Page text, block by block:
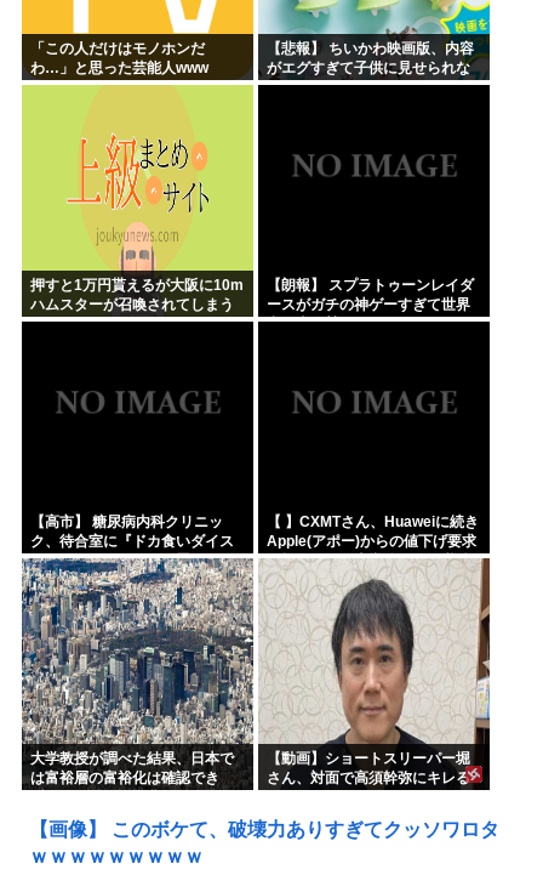
「この人だけはモノホンだ
わ…」と思った芸能人www
【悲報】 ちいかわ映画版、内容
がエグすぎて子供に見せられな
い
押すと1万円貰えるが大阪に10m
ハムスターが召喚されてしまう
ボタン
【朗報】 スプラトゥーンレイダ
ースがガチの神ゲーすぎて世界
中で大絶賛ｗｗｗｗｗｗｗ
【高市】 糖尿病内科クリニッ
ク、待合室に『ドカ食いダイス
キ！もちづきさん』を置いてし
まい炎上
【 】CXMTさん、Huaweiに続き
Apple(アポー)からの値下げ要求
も拒否！！！半導体バボー継続
へ！！！
大学教授が調べた結果、日本で
は富裕層の富裕化は確認でき
るだけだった
【動画】ショートスリーパー堀
さん、対面で高須幹弥にキレる
【画像】 このボケて、破壊力ありすぎてクッソワロタ
ｗｗｗｗｗｗｗｗｗ